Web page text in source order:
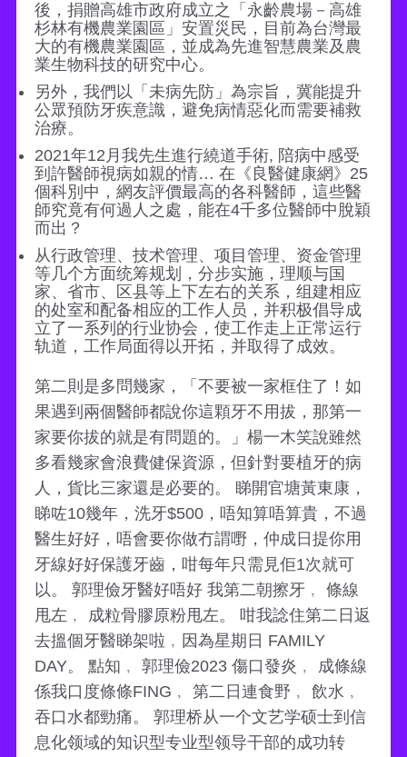
後，捐贈高雄市政府成立之「永齡農場－高雄
杉林有機農業園區」安置災民，目前為台灣最
大的有機農業園區，並成為先進智慧農業及農
業生物科技的研究中心。
另外，我們以「未病先防」為宗旨，冀能提升
公眾預防牙疾意識，避免病情惡化而需要補救
治療。
2021年12月我先生進行繞道手術, 陪病中感受
到許醫師視病如親的情… 在《良醫健康網》25
個科別中，網友評價最高的各科醫師，這些醫
師究竟有何過人之處，能在4千多位醫師中脫穎
而出？
从行政管理、技术管理、项目管理、资金管理
等几个方面统筹规划，分步实施，理顺与国
家、省市、区县等上下左右的关系，组建相应
的处室和配备相应的工作人员，并积极倡导成
立了一系列的行业协会，使工作走上正常运行
轨道，工作局面得以开拓，并取得了成效。
第二則是多問幾家，「不要被一家框住了！如
果遇到兩個醫師都說你這顆牙不用拔，那第一
家要你拔的就是有問題的。」楊一木笑說雖然
多看幾家會浪費健保資源，但針對要植牙的病
人，貨比三家還是必要的。 睇開官塘黃東康，
睇咗10幾年，洗牙$500，唔知算唔算貴，不過
醫生好好，唔會要你做冇謂嘢，仲成日提你用
牙線好好保護牙齒，咁每年只需見佢1次就可
以。 郭理儉牙醫好唔好 我第二朝擦牙﹐ 條線
甩左﹐ 成粒骨膠原粉甩左。 咁我諗住第二日返
去搵個牙醫睇架啦﹐因為星期日 FAMILY
DAY。 點知﹐ 郭理儉2023 傷口發炎﹐ 成條線
係我口度條條FING﹐ 第二日連食野﹐ 飲水﹐
吞口水都勁痛。 郭理桥从一个文艺学硕士到信
息化领域的知识型专业型领导干部的成功转